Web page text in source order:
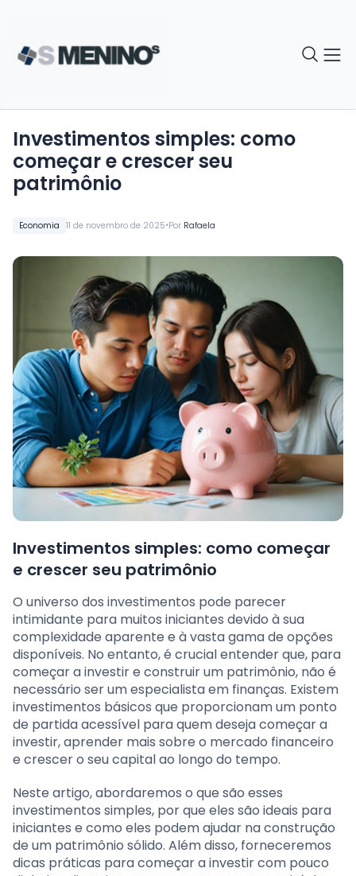
Economia 11 de novembro de 2025•Por Rafaela
Investimentos simples: como
começar e crescer seu
patrimônio
Investimentos simples: como começar
e crescer seu patrimônio
O universo dos investimentos pode parecer
intimidante para muitos iniciantes devido à sua
complexidade aparente e à vasta gama de opções
disponíveis. No entanto, é crucial entender que, para
começar a investir e construir um patrimônio, não é
necessário ser um especialista em finanças. Existem
investimentos básicos que proporcionam um ponto
de partida acessível para quem deseja começar a
investir, aprender mais sobre o mercado financeiro
e crescer o seu capital ao longo do tempo.
Neste artigo, abordaremos o que são esses
investimentos simples, por que eles são ideais para
iniciantes e como eles podem ajudar na construção
de um patrimônio sólido. Além disso, forneceremos
dicas práticas para começar a investir com pouco